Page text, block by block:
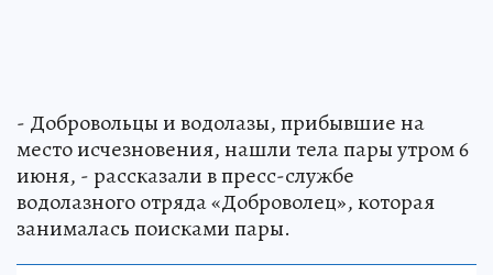
- Добровольцы и водолазы, прибывшие на
место исчезновения, нашли тела пары утром 6
июня, - рассказали в пресс-службе
водолазного отряда «Доброволец», которая
занималась поисками пары.